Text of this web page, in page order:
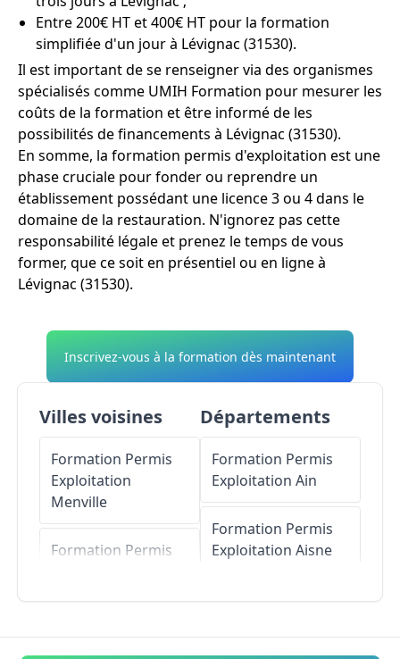
Entre 200€ HT et 400€ HT pour la formation
simplifiée d'un jour à Lévignac (31530).
Il est important de se renseigner via des organismes
spécialisés comme UMIH Formation pour mesurer les
coûts de la formation et être informé de les
possibilités de financements à Lévignac (31530).
En somme, la formation permis d'exploitation est une
phase cruciale pour fonder ou reprendre un
établissement possédant une licence 3 ou 4 dans le
domaine de la restauration. N'ignorez pas cette
responsabilité légale et prenez le temps de vous
former, que ce soit en présentiel ou en ligne à
Lévignac (31530).
Inscrivez-vous à la formation dès maintenant
Villes voisines
Formation Permis
Exploitation
Menville
Formation Permis
Départements
Formation Permis
Exploitation Ain
Formation Permis
Exploitation Aisne
Formation Permis